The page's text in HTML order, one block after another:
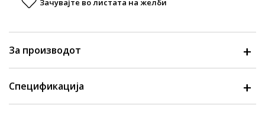
Зачувајте во листата на желби
За производот
Спецификација